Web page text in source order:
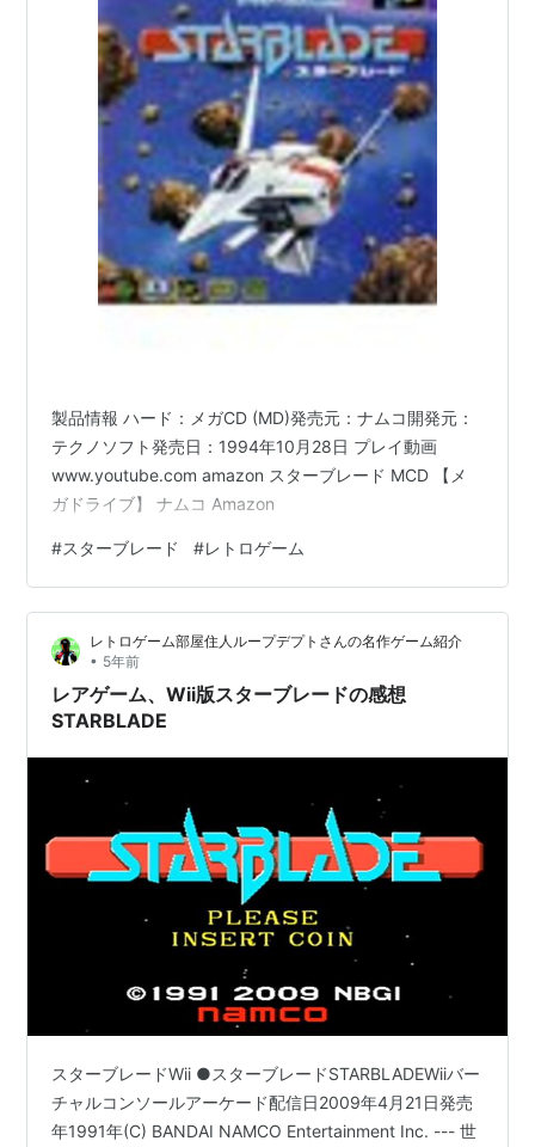
製品情報 ハード：メガCD (MD)発売元：ナムコ開発元：
テクノソフト発売日：1994年10月28日 プレイ動画
www.youtube.com amazon スターブレード MCD 【メ
ガドライブ】 ナムコ Amazon
#スターブレード #レトロゲーム
レトロゲーム部屋住人ループデプトさんの名作ゲーム紹介
• 5年前
レアゲーム、Wii版スターブレードの感想
STARBLADE
スターブレードWii ●スターブレードSTARBLADEWiiバー
チャルコンソールアーケード配信日2009年4月21日発売
年1991年(C) BANDAI NAMCO Entertainment Inc. --- 世